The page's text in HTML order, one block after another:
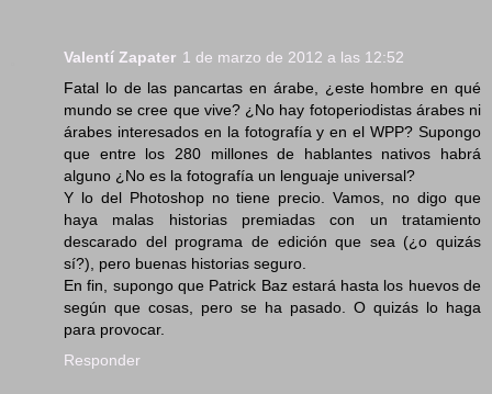
Valentí Zapater 1 de marzo de 2012 a las 12:52
Fatal lo de las pancartas en árabe, ¿este hombre en qué
mundo se cree que vive? ¿No hay fotoperiodistas árabes ni
árabes interesados en la fotografía y en el WPP? Supongo
que entre los 280 millones de hablantes nativos habrá
alguno ¿No es la fotografía un lenguaje universal?
Y lo del Photoshop no tiene precio. Vamos, no digo que
haya malas historias premiadas con un tratamiento
descarado del programa de edición que sea (¿o quizás
sí?), pero buenas historias seguro.
En fin, supongo que Patrick Baz estará hasta los huevos de
según que cosas, pero se ha pasado. O quizás lo haga
para provocar.
Responder